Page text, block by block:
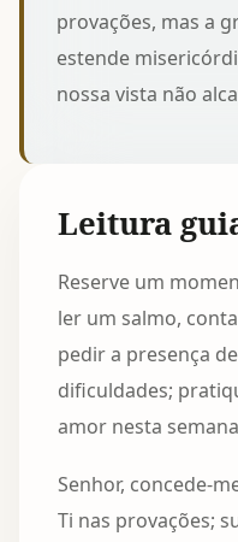
provações, mas a
estende
nossa vista não
Leitura
Reserve um
ler um salmo,
pedir a presença
dificuldades;
amor nesta
Senhor, concede-
Ti nas provações;